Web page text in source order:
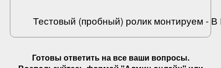
Тестовый (пробный) ролик монтируем -
Готовы ответить на все ваши вопросы.